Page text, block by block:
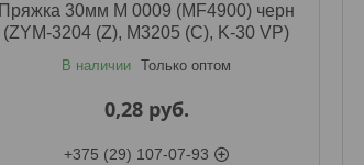
Пряжка 30мм M 0009 (MF4900) черн
(ZYM-3204 (Z), M3205 (C), K-30 VP)
В наличии Только оптом
0,28 руб.
+375 (29) 107-07-93